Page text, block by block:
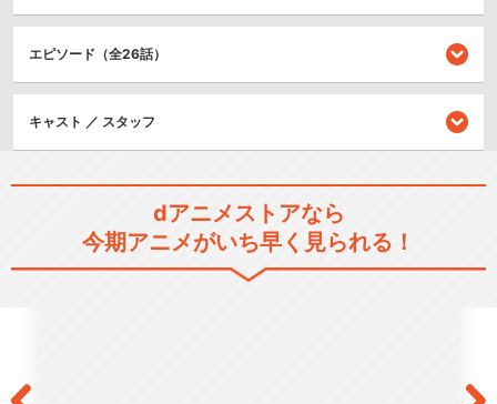
閉じる
エピソード（全26話）
キャスト ／ スタッフ
dアニメストアなら
今期アニメがいち早く見られる！